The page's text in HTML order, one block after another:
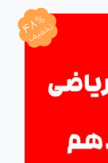
48%
تخفیف